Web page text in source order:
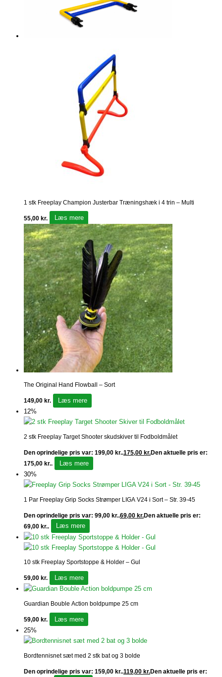
1 stk Freeplay Champion Justerbar Træningshæk i 4 trin – Multi
55,00 kr. Læs mere
The Original Hand Flowball – Sort
149,00 kr.
Læs mere
12%
2 stk Freeplay Target Shooter skudskiver til Fodboldmålet
Den oprindelige pris var: 199,00 kr..175,00 kr.Den aktuelle pris er:
175,00 kr..
Læs mere
30%
1 Par Freeplay Grip Socks Strømper LIGA V24 i Sort – Str. 39-45
Den oprindelige pris var: 99,00 kr..69,00 kr.Den aktuelle pris er:
69,00 kr..
Læs mere
10 stk Freeplay Sportstoppe & Holder – Gul
59,00 kr. Læs mere
Guardian Bouble Action boldpumpe 25 cm
59,00 kr.
Læs mere
25%
Bordtennisnet sæt med 2 stk bat og 3 bolde
Den oprindelige pris var: 159,00 kr..119,00 kr.Den aktuelle pris er: